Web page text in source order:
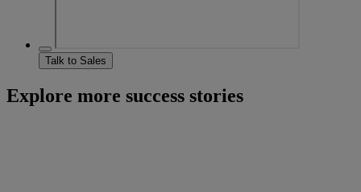
Talk to Sales
Explore more success stories